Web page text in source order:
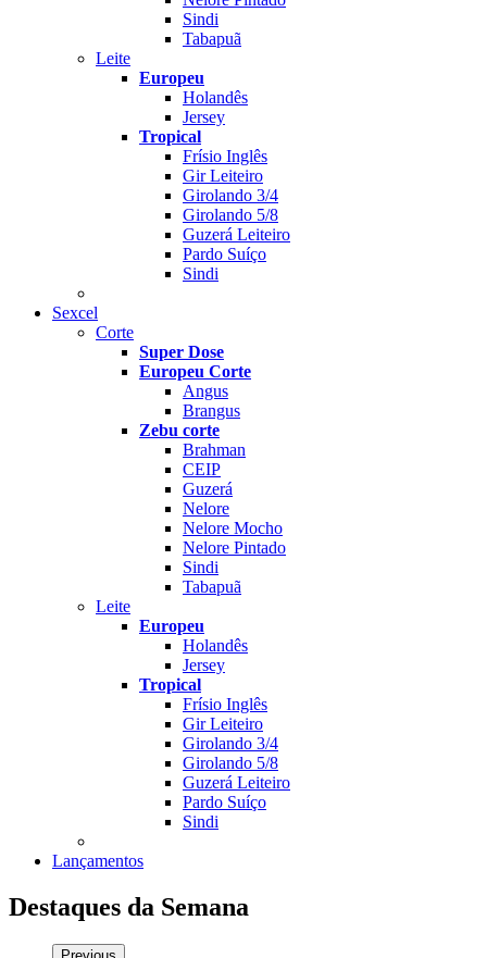
Sindi
Tabapuã
Leite
Europeu
Holandês
Jersey
Tropical
Frísio Inglês
Gir Leiteiro
Girolando 3/4
Girolando 5/8
Guzerá Leiteiro
Pardo Suíço
Sindi
Sexcel
Corte
Super Dose
Europeu Corte
Angus
Brangus
Zebu corte
Brahman
CEIP
Guzerá
Nelore
Nelore Mocho
Nelore Pintado
Sindi
Tabapuã
Leite
Europeu
Holandês
Jersey
Tropical
Frísio Inglês
Gir Leiteiro
Girolando 3/4
Girolando 5/8
Guzerá Leiteiro
Pardo Suíço
Sindi
Lançamentos
Destaques da Semana